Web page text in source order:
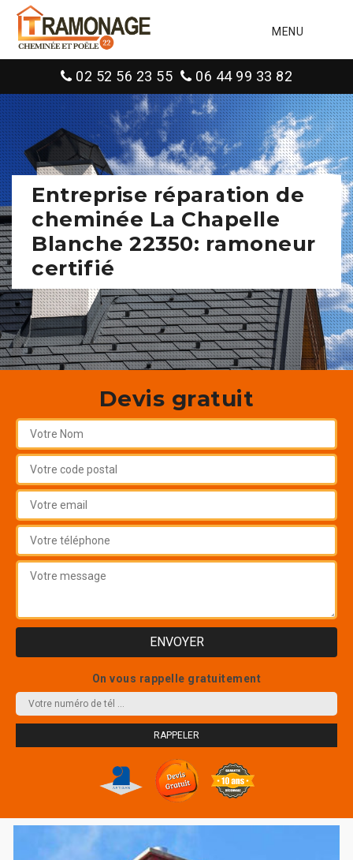
MENU
02 52 56 23 55 06 44 99 33 82
Entreprise réparation de
cheminée La Chapelle
Blanche 22350: ramoneur
certifié
Devis gratuit
On vous rappelle gratuitement